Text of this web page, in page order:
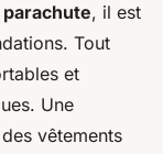
, il est
Tout
et
Une
vêtements